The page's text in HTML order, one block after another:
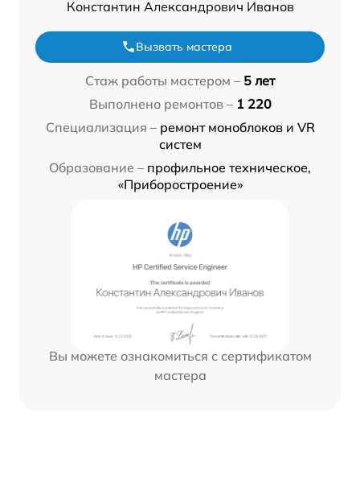
Константин Александрович Иванов
Вызвать мастера
Стаж работы мастером – 5 лет
Выполнено ремонтов – 1 220
Специализация – ремонт моноблоков и VR
систем
Образование – профильное техническое,
«Приборостроение»
Вы можете ознакомиться с сертификатом
мастера